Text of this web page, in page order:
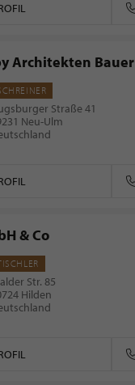
Architekten Bauer
Straße 41
Neu-Ulm
& Co
Str. 85
Hilden